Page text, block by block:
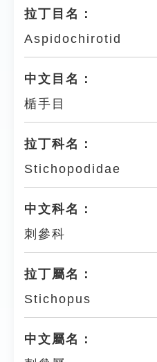
拉丁目名：
Aspidochirotid
中文目名：
楯手目
拉丁科名：
Stichopodidae
中文科名：
刺參科
拉丁屬名：
Stichopus
中文屬名：